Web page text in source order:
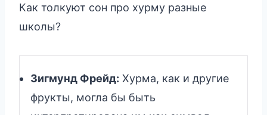
Как толкуют сон про хурму разные
школы?
Зигмунд Фрейд: Хурма, как и другие
фрукты, могла бы быть